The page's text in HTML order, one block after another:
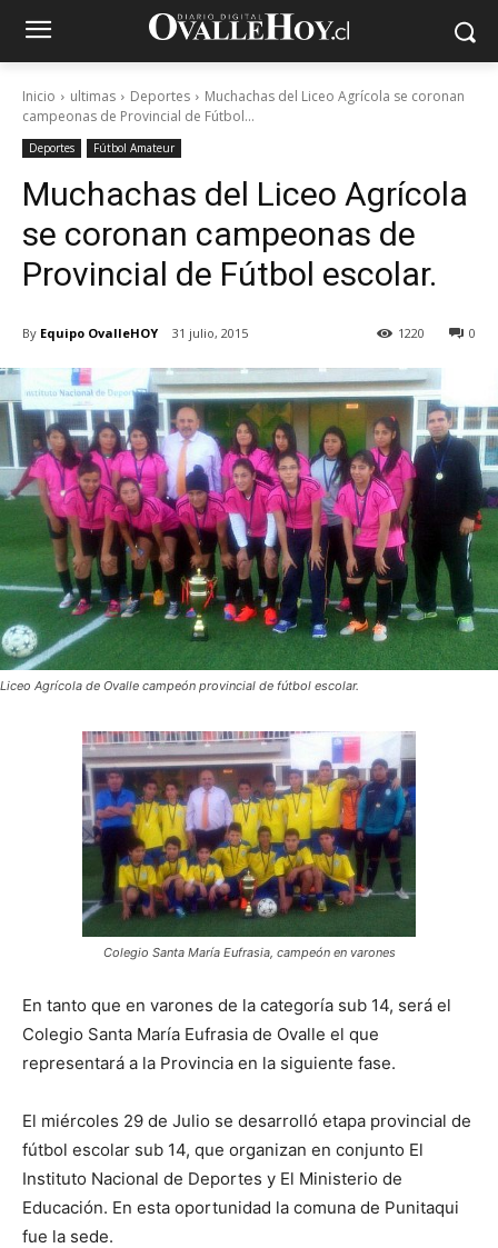
Inicio ultimas Deportes
Muchachas del Liceo Agrícola se coronan
campeonas de Provincial de Fútbol...
Deportes Fútbol Amateur
Muchachas del Liceo Agrícola
se coronan campeonas de
Provincial de Fútbol escolar.
By Equipo OvalleHOY 31 julio, 2015 0
1220
Liceo Agrícola de Ovalle campeón provincial de fútbol escolar.
Colegio Santa María Eufrasia, campeón en varones
En tanto que en varones de la categoría sub 14, será el
Colegio Santa María Eufrasia de Ovalle el que
representará a la Provincia en la siguiente fase.
El miércoles 29 de Julio se desarrolló etapa provincial de
fútbol escolar sub 14, que organizan en conjunto El
Instituto Nacional de Deportes y El Ministerio de
Educación. En esta oportunidad la comuna de Punitaqui
fue la sede.